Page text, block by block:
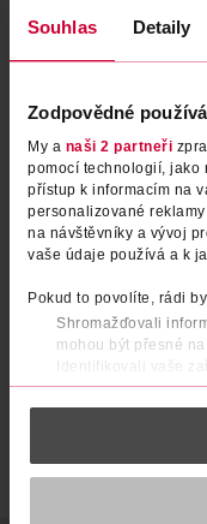
Souhlas Detaily
Zodpovědné
My a naši 2 partneři
pomocí technologií, jako
přístup k informacím na
personalizované
na návštěvníky a vývoj
vaše údaje používá a k
Pokud to povolíte, rádi
Shromažďovali
mohou být přesné
Identifikovali vaše
konkrétní
Zjistěte více o tom, jak
části s
K provozu stránek,
médií, analýze
Barva na vlasy
Vivid Colors 1.102 blue
L'Oréal